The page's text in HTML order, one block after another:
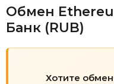
Обмен
Банк (RUB)
Хотите